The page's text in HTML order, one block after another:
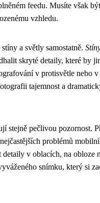
feedu. Musíte však
vzhledu.
a světly samostatně.
skryté detaily, které by
v protisvětle nebo
tajemnost a
stejně pečlivou pozornost.
problémů
detaily v oblacích, na obloze
snímku, který si